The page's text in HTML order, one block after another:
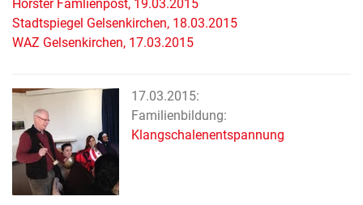
Horster Famlienpost, 19.03.2015
Stadtspiegel Gelsenkirchen, 18.03.2015
WAZ Gelsenkirchen, 17.03.2015
17.03.2015:
Familienbildung:
Klangschalenentspannung